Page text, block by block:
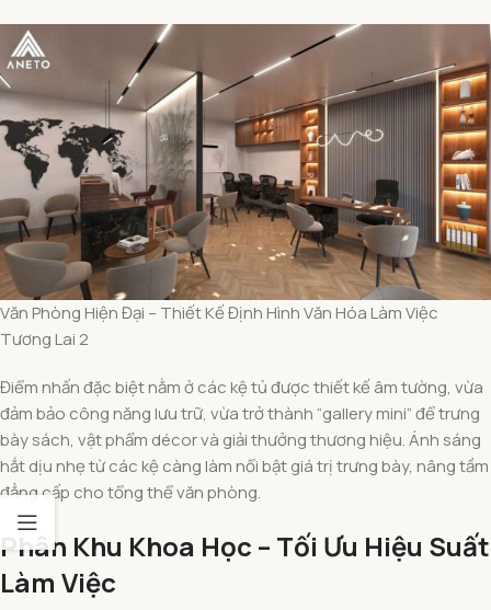
Văn Phòng Hiện Đại – Thiết Kế Định Hình Văn Hóa Làm Việc
Tương Lai 2
Điểm nhấn đặc biệt nằm ở các kệ tủ được thiết kế âm tường, vừa
đảm bảo công năng lưu trữ, vừa trở thành “gallery mini” để trưng
bày sách, vật phẩm décor và giải thưởng thương hiệu. Ánh sáng
hắt dịu nhẹ từ các kệ càng làm nổi bật giá trị trưng bày, nâng tầm
đẳng cấp cho tổng thể văn phòng.
Phân Khu Khoa Học – Tối Ưu Hiệu Suất
Làm Việc